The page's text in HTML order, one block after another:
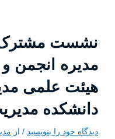
نشست مشترک
مدیره انجمن
هیئت علمی
دانشکده
دیدگاه‌ خود را بنویسید / از